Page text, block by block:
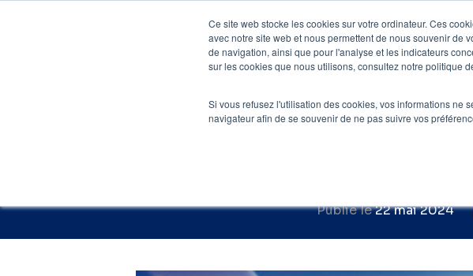
Ce site web stocke les cookies sur votre ordinateur. Ces
avec notre site web et nous permettent de nous souvenir de
de navigation, ainsi que pour l'analyse et les indicateurs
sur les cookies que nous utilisons, consultez notre politique
Si vous refusez l'utilisation des cookies, vos informations ne
navigateur afin de se souvenir de ne pas suivre vos
Agence Nos
Accueil» Blog SEO» Refonte
Les 8 erreurs à
pas
Publié le22 mai 2024